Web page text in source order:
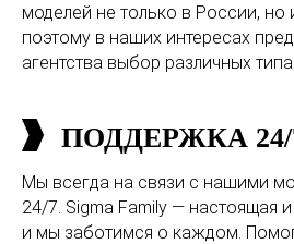
моделей не только в России, но
поэтому в наших интересах
агентства выбор различных
ПОДДЕРЖКА 24/
Мы всегда на связи с нашими
24/7. Sigma Family — настоящая
и мы заботимся о каждом.